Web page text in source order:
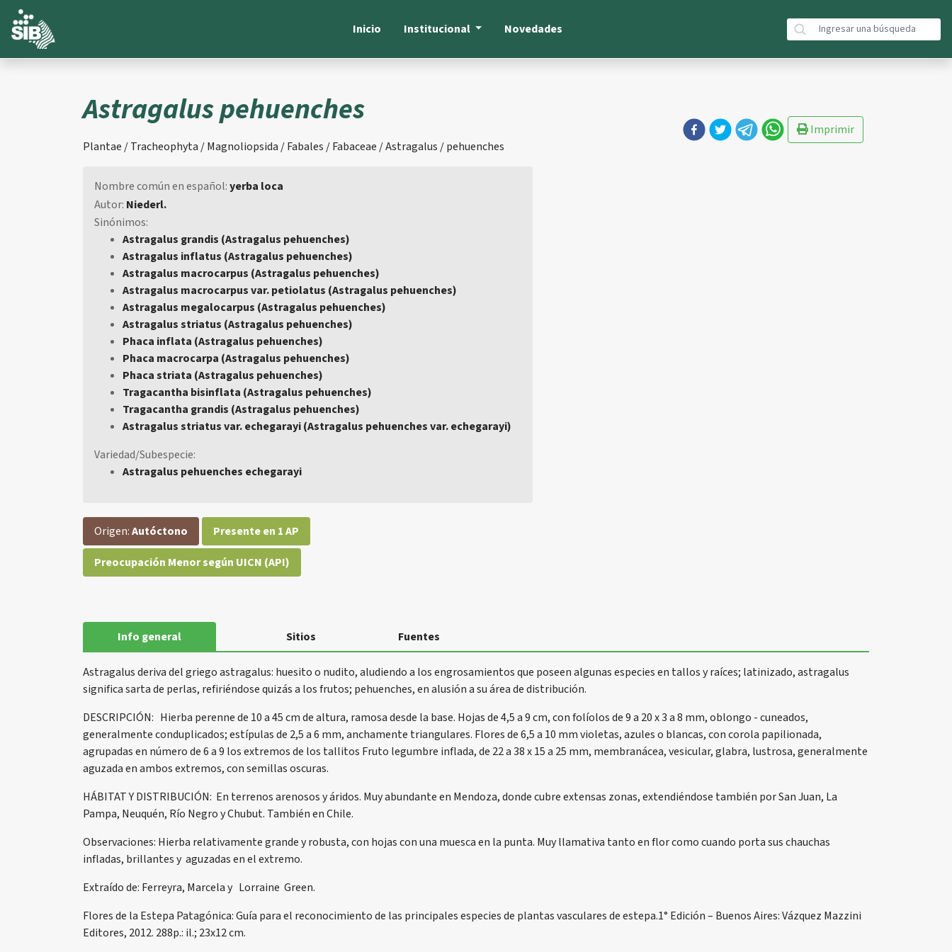
Inicio Institucional Novedades
Imprimir
Astragalus pehuenches
Plantae / Tracheophyta / Magnoliopsida / Fabales / Fabaceae / Astragalus / pehuenches
Nombre común en español:yerba loca
Autor: Niederl.
Sinónimos:
Astragalus grandis (Astragalus pehuenches)
Astragalus inflatus (Astragalus pehuenches)
Astragalus macrocarpus (Astragalus pehuenches)
Astragalus macrocarpus var. petiolatus (Astragalus pehuenches)
Astragalus megalocarpus (Astragalus pehuenches)
Astragalus striatus (Astragalus pehuenches)
Phaca inflata (Astragalus pehuenches)
Phaca macrocarpa (Astragalus pehuenches)
Phaca striata (Astragalus pehuenches)
Tragacantha bisinflata (Astragalus pehuenches)
Tragacantha grandis (Astragalus pehuenches)
Astragalus striatus var. echegarayi (Astragalus pehuenches var. echegarayi)
Variedad/Subespecie:
Astragalus pehuenches echegarayi
Origen:Autóctono
Presente en 1 AP
Preocupación Menor según UICN (API)
Info general Sitios Fuentes
Astragalus deriva del griego astragalus: huesito o nudito, aludiendo a los engrosamientos que poseen algunas especies en tallos y raíces; latinizado, astragalus
significa sarta de perlas, refiriéndose quizás a los frutos; pehuenches, en alusión a su área de distribución.
DESCRIPCIÓN: Hierba perenne de 10 a 45 cm de altura, ramosa desde la base. Hojas de 4,5 a 9 cm, con folíolos de 9 a 20 x 3 a 8 mm, oblongo - cuneados,
generalmente conduplicados; estípulas de 2,5 a 6 mm, anchamente triangulares. Flores de 6,5 a 10 mm violetas, azules o blancas, con corola papilionada,
agrupadas en número de 6 a 9 los extremos de los tallitos Fruto legumbre inflada, de 22 a 38 x 15 a 25 mm, membranácea, vesicular, glabra, lustrosa, generalmente
aguzada en ambos extremos, con semillas oscuras.
HÁBITAT Y DISTRIBUCIÓN: En terrenos arenosos y áridos. Muy abundante en Mendoza, donde cubre extensas zonas, extendiéndose también por San Juan, La
Pampa, Neuquén, Río Negro y Chubut. También en Chile.
Observaciones: Hierba relativamente grande y robusta, con hojas con una muesca en la punta. Muy llamativa tanto en flor como cuando porta sus chauchas
infladas, brillantes y aguzadas en el extremo.
Extraído de: Ferreyra, Marcela y Lorraine Green.
Flores de la Estepa Patagónica: Guía para el reconocimiento de las principales especies de plantas vasculares de estepa.1° Edición – Buenos Aires: Vázquez Mazzini
Editores, 2012. 288p.: il.; 23x12 cm.